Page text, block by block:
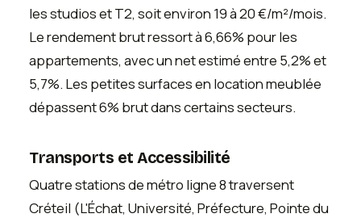
les studios et T2, soit environ 19 à 20 €/m²/mois.
Le rendement brut ressort à 6,66% pour les
appartements, avec un net estimé entre 5,2% et
5,7%. Les petites surfaces en location meublée
dépassent 6% brut dans certains secteurs.
Transports et Accessibilité
Quatre stations de métro ligne 8 traversent
Créteil (L'Échat, Université, Préfecture, Pointe du